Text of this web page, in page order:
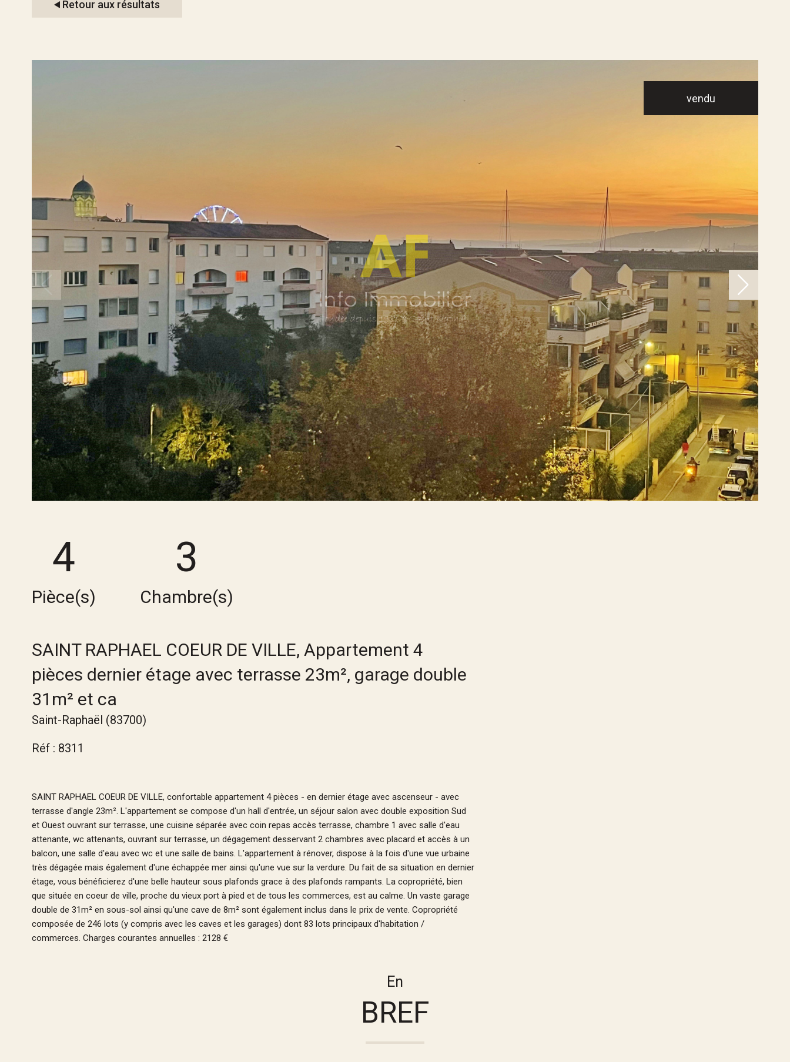
Retour aux résultats
vendu
4
Pièce(s)
3
Chambre(s)
SAINT RAPHAEL COEUR DE VILLE, Appartement 4
pièces dernier étage avec terrasse 23m², garage double
31m² et ca
Saint-Raphaël (83700)
Réf : 8311
SAINT RAPHAEL COEUR DE VILLE, confortable appartement 4 pièces - en dernier étage avec ascenseur - avec
terrasse d'angle 23m². L'appartement se compose d'un hall d'entrée, un séjour salon avec double exposition Sud
et Ouest ouvrant sur terrasse, une cuisine séparée avec coin repas accès terrasse, chambre 1 avec salle d'eau
attenante, wc attenants, ouvrant sur terrasse, un dégagement desservant 2 chambres avec placard et accès à un
balcon, une salle d'eau avec wc et une salle de bains. L'appartement à rénover, dispose à la fois d'une vue urbaine
très dégagée mais également d'une échappée mer ainsi qu'une vue sur la verdure. Du fait de sa situation en dernier
étage, vous bénéficierez d'une belle hauteur sous plafonds grace à des plafonds rampants. La copropriété, bien
que située en coeur de ville, proche du vieux port à pied et de tous les commerces, est au calme. Un vaste garage
double de 31m² en sous-sol ainsi qu'une cave de 8m² sont également inclus dans le prix de vente. Copropriété
composée de 246 lots (y compris avec les caves et les garages) dont 83 lots principaux d'habitation /
commerces. Charges courantes annuelles : 2128 €
En
BREF